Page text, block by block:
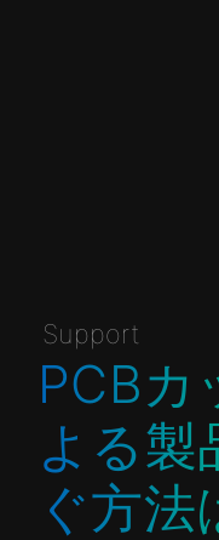
Support
PCBカ
よる製
ぐ方法